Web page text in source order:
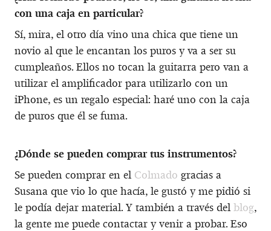
con una caja en particular?
Sí, mira, el otro día vino una chica que tiene un
novio al que le encantan los puros y va a ser su
cumpleaños. Ellos no tocan la guitarra pero van a
utilizar el amplificador para utilizarlo con un
iPhone, es un regalo especial: haré uno con la caja
de puros que él se fuma.
¿Dónde se pueden comprar tus instrumentos?
Se pueden comprar en el Colmado gracias a
Susana que vio lo que hacía, le gustó y me pidió si
le podía dejar material. Y también a través del blog,
la gente me puede contactar y venir a probar. Eso